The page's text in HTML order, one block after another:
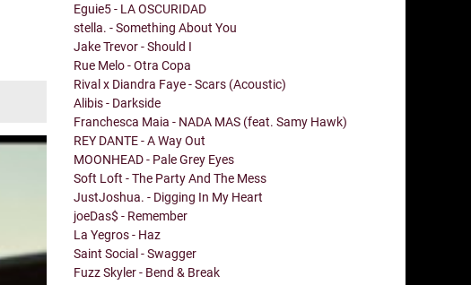
Eguie5 - LA OSCURIDAD
stella. - Something About You
Jake Trevor - Should I
Rue Melo - Otra Copa
Rival x Diandra Faye - Scars (Acoustic)
Alibis - Darkside
Franchesca Maia - NADA MAS (feat. Samy Hawk)
REY DANTE - A Way Out
MOONHEAD - Pale Grey Eyes
Soft Loft - The Party And The Mess
JustJoshua. - Digging In My Heart
joeDas$ - Remember
La Yegros - Haz
Saint Social - Swagger
Fuzz Skyler - Bend & Break